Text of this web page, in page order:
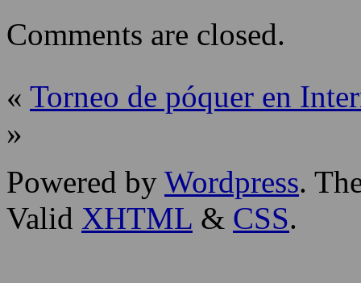
Comments are closed.
« Torneo de póquer en
»
Powered by Wordpress.
Valid XHTML & CSS.